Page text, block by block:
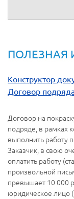
ПОЛЕЗНАЯ
Конструктор
Договор
Договор на
подряде, в рамках
выполнить работу
Заказчик, в свою
оплатить работу
произвольной
превышает 10 000
юридическое лицо